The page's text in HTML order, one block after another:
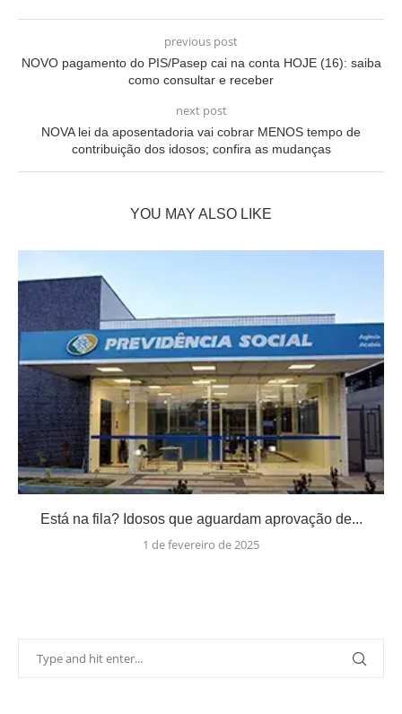
previous post
NOVO pagamento do PIS/Pasep cai na conta HOJE (16): saiba
como consultar e receber
next post
NOVA lei da aposentadoria vai cobrar MENOS tempo de
contribuição dos idosos; confira as mudanças
YOU MAY ALSO LIKE
Está na fila? Idosos que aguardam aprovação de...
1 de fevereiro de 2025